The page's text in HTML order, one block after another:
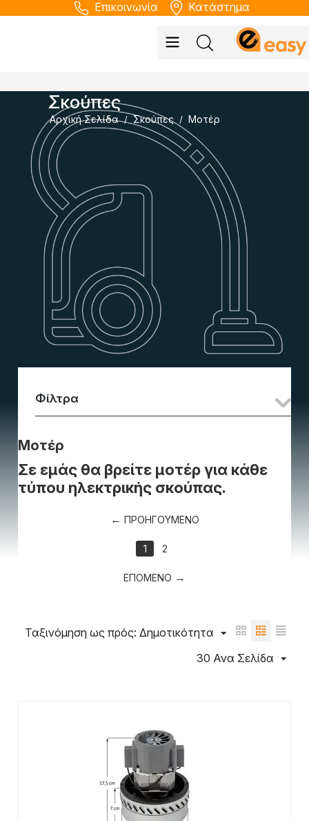
Επικοινωνία Κατάστημα
Αρχική Σελίδα / Σκούπες / Μοτέρ
Σκούπες
Φίλτρα
Μοτέρ
Σε εμάς θα βρείτε μοτέρ για κάθε
τύπου ηλεκτρικής σκούπας.
ΠΡΟΗΓΟΥΜΕΝΟ
1 2
ΕΠΟΜΕΝΟ
Ταξινόμηση ως πρός: Δημοτικότητα
30 Ανα Σελίδα